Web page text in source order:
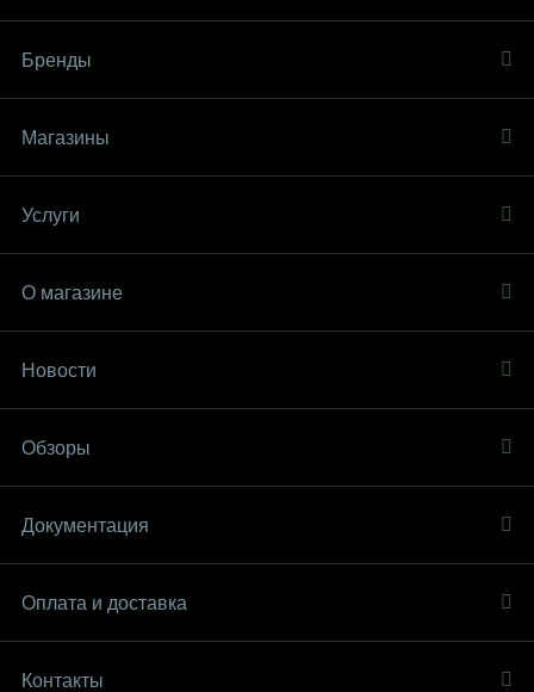
Бренды
Магазины
Услуги
О магазине
Новости
Обзоры
Документация
Оплата и доставка
Контакты